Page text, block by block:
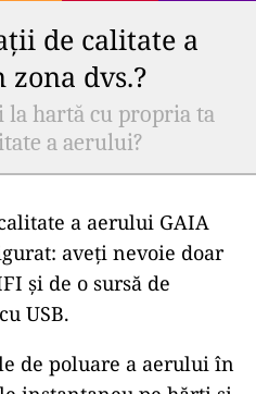
de calitate a
dvs.?
la hartă cu propria ta
a aerului?
a aerului GAIA
aveți nevoie doar
și de o sursă de
USB.
de poluare a aerului în